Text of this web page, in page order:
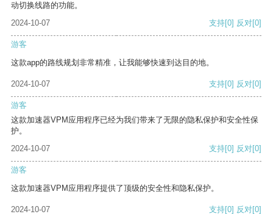
动切换线路的功能。
2024-10-07
支持[0] 反对[0]
游客
这款app的路线规划非常精准，让我能够快速到达目的地。
2024-10-07 支持[0] 反对[0]
游客
这款加速器VPM应用程序已经为我们带来了无限的隐私保护和安全性保
护。
2024-10-07
支持[0] 反对[0]
游客
这款加速器VPM应用程序提供了顶级的安全性和隐私保护。
2024-10-07 支持[0] 反对[0]